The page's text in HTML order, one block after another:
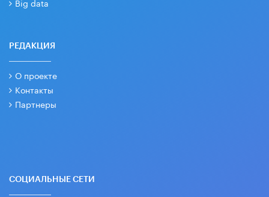
РЕДАКЦИЯ
О проекте
Контакты
Партнеры
СОЦИАЛЬНЫЕ СЕТИ